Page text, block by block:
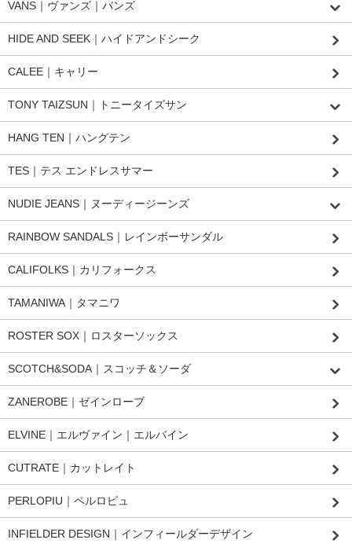
VANS｜ヴァンズ｜バンズ
HIDE AND SEEK｜ハイドアンドシーク
CALEE｜キャリー
TONY TAIZSUN｜トニータイズサン
HANG TEN｜ハングテン
TES｜テス エンドレスサマー
NUDIE JEANS｜ヌーディージーンズ
RAINBOW SANDALS｜レインボーサンダル
CALIFOLKS｜カリフォークス
TAMANIWA｜タマニワ
ROSTER SOX｜ロスターソックス
SCOTCH&SODA｜スコッチ＆ソーダ
ZANEROBE｜ゼインローブ
ELVINE｜エルヴァイン｜エルバイン
CUTRATE｜カットレイト
PERLOPIU｜ペルロピュ
INFIELDER DESIGN｜インフィールダーデザイン